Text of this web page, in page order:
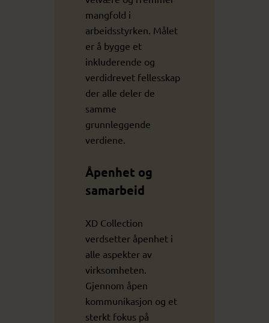
mangfold i
arbeidsstyrken. Målet
er å bygge et
inkluderende og
verdidrevet fellesskap
der alle deler de
samme
grunnleggende
verdiene.
Åpenhet og
samarbeid
XD Collection
verdsetter åpenhet i
alle aspekter av
virksomheten.
Gjennom åpen
kommunikasjon og et
sterkt fokus på